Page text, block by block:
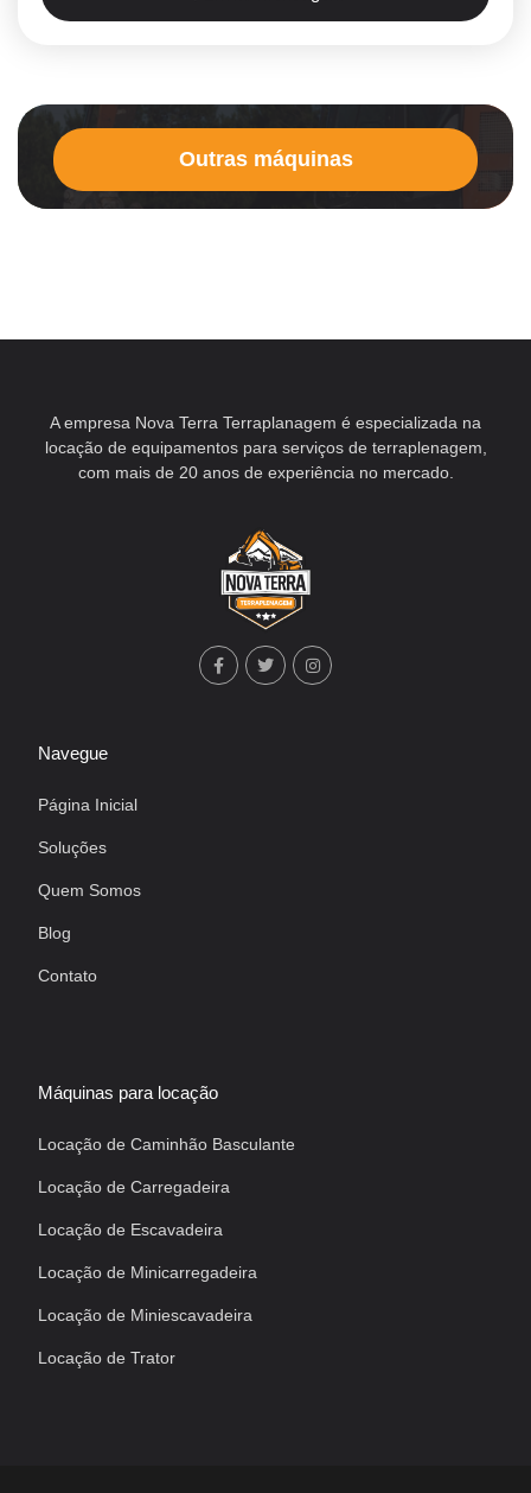
Outras máquinas
A empresa Nova Terra Terraplanagem é especializada na
locação de equipamentos para serviços de terraplenagem,
com mais de 20 anos de experiência no mercado.
Navegue
Página Inicial
Soluções
Quem Somos
Blog
Contato
Máquinas para locação
Locação de Caminhão Basculante
Locação de Carregadeira
Locação de Escavadeira
Locação de Minicarregadeira
Locação de Miniescavadeira
Locação de Trator